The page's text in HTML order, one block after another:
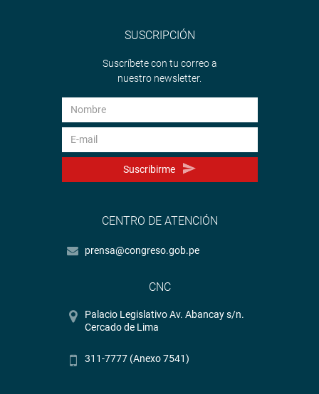
SUSCRIPCIÓN
Suscríbete con tu correo a
nuestro newsletter.
Suscribirme
CENTRO DE ATENCIÓN
prensa@congreso.gob.pe
CNC
Palacio Legislativo Av. Abancay s/n.
Cercado de Lima
311-7777 (Anexo 7541)